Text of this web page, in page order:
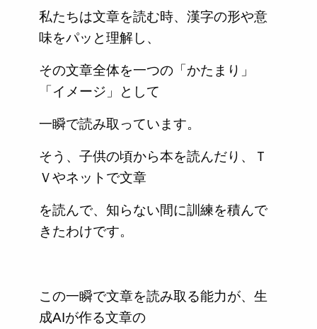
私たちは文章を読む時、漢字の形や意
味をパッと理解し、
その文章全体を一つの「かたまり」
「イメージ」として
一瞬で読み取っています。
そう、子供の頃から本を読んだり、Ｔ
Ｖやネットで文章
を読んで、知らない間に訓練を積んで
きたわけです。
この一瞬で文章を読み取る能力が、生
成AIが作る文章の